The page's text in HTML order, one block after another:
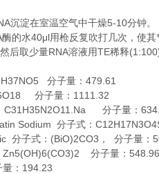
沉淀在室温空气中干燥5-10分钟。
酶的水40μl用枪反复吹打几次，使
后取少量RNA溶液用TE稀释
分子量： 479.61
分子量： 1111.32
C31H35N2O11.Na 分子量：
Sodium 分子式：
分子式： (BiO)2CO3 ， 分子量：
Zn5(OH)6(CO3)2 分子量： 548.96
： 194.23